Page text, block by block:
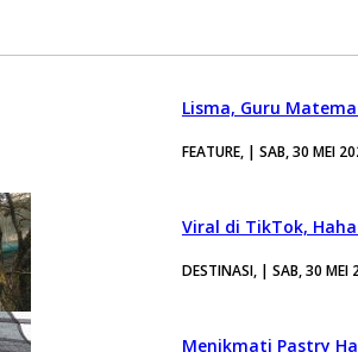
Lisma, Guru
FEATURE, | SAB, 30 MEI
Viral di TikTok,
DESTINASI, | SAB, 30 MEI
Menikmati Pastry